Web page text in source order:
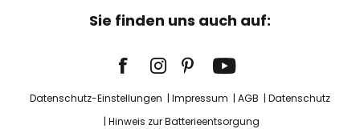
Sie finden uns auch auf:
Datenschutz-Einstellungen Impressum AGB
Datenschutz
Hinweis zur Batterieentsorgung